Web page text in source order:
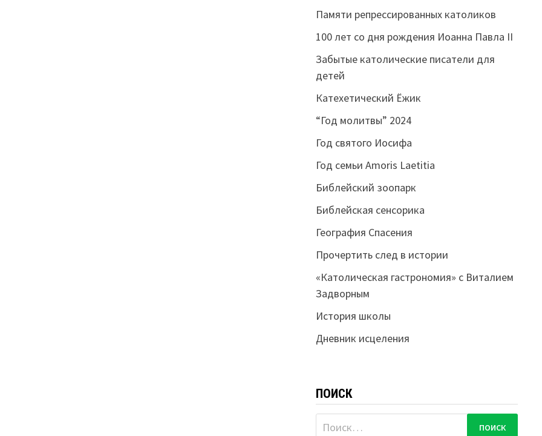
Памяти репрессированных католиков
100 лет со дня рождения Иоанна Павла II
Забытые католические писатели для
детей
Катехетический Ёжик
“Год молитвы” 2024
Год святого Иосифа
Год семьи Amoris Laetitia
Библейский зоопарк
Библейская сенсорика
География Спасения
Прочертить след в истории
«Католическая гастрономия» с Виталием
Задворным
История школы
Дневник исцеления
ПОИСК
Найти: